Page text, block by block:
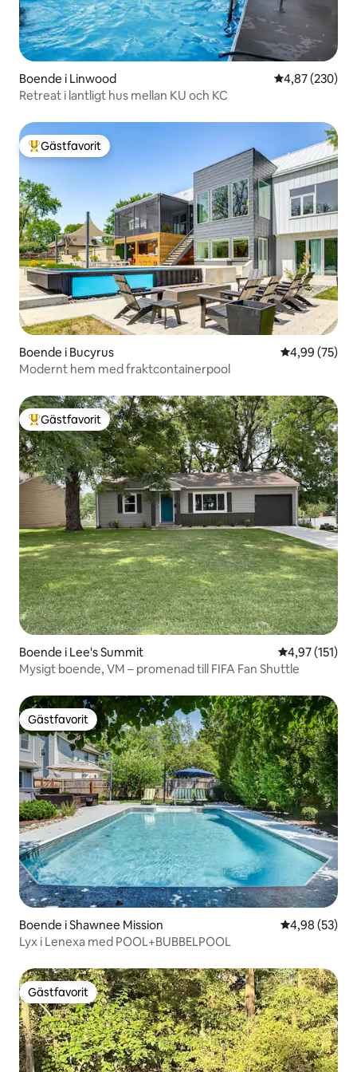
Boende i Linwood 4,87 av 5 i
4,87 (230)
Retreat i lantligt hus mellan KU och KC
Populär gästfavorit
Gästfavorit
Boende i Bucyrus 4,99 av 5 i
4,99 (75)
Modernt hem med fraktcontainerpool
Populär gästfavorit
Gästfavorit
Boende i Lee's Summit 4,97 av 5 i
4,97 (151)
Mysigt boende, VM – promenad till FIFA Fan Shuttle
Gästfavorit
Gästfavorit
Boende i Shawnee Mission 4,98 av 5 i
4,98 (53)
Lyx i Lenexa med POOL+BUBBELPOOL
Gästfavorit
Gästfavorit